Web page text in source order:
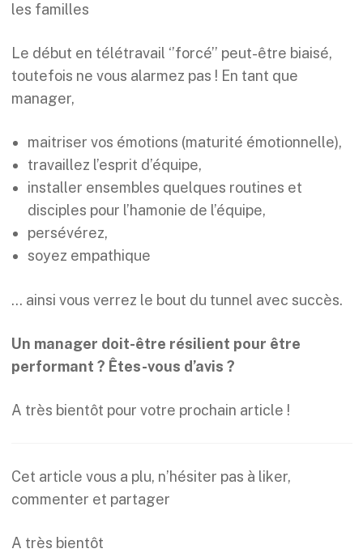
les familles
Le début en télétravail ‘’forcé’’ peut-être biaisé,
toutefois ne vous alarmez pas ! En tant que
manager,
maitriser vos émotions (maturité émotionnelle),
travaillez l’esprit d’équipe,
installer ensembles quelques routines et
disciples pour l’hamonie de l’équipe,
persévérez,
soyez empathique
… ainsi vous verrez le bout du tunnel avec succès.
Un manager doit-être résilient pour être
performant ? Êtes-vous d’avis ?
A très bientôt pour votre prochain article !
Cet article vous a plu, n’hésiter pas à liker,
commenter et partager
A très bientôt